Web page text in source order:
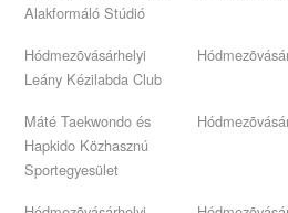
Alakformáló Stúdió
Hódmezõvásárhelyi
Leány Kézilabda Club
Máté Taekwondo és
Hapkido Közhasznú
Sportegyesület